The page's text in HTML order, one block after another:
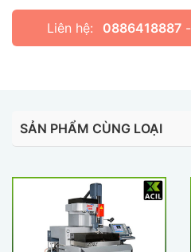
Liên hệ: 0886418887-
SẢN PHẨM CÙNG LOẠI